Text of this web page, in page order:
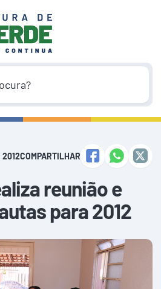
2012COMPARTILHAR
reunião e
para 2012